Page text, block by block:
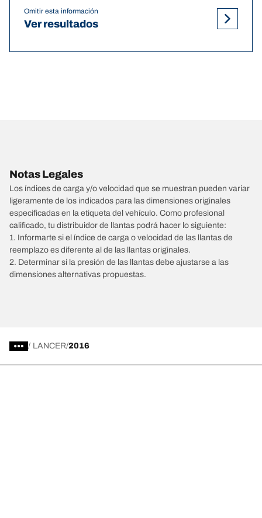
Omitir esta información
Ver resultados
Notas Legales
Los índices de carga y/o velocidad que se muestran pueden variar
ligeramente de los indicados para las dimensiones originales
especificadas en la etiqueta del vehículo. Como profesional
calificado, tu distribuidor de llantas podrá hacer lo siguiente:
1. Informarte si el índice de carga o velocidad de las llantas de
reemplazo es diferente al de las llantas originales.
2. Determinar si la presión de las llantas debe ajustarse a las
dimensiones alternativas propuestas.
/ LANCER 2016